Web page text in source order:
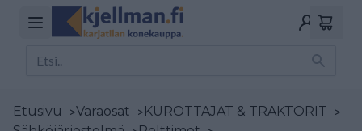
Etusivu >Varaosat >KUROTTAJAT & TRAKTORIT >